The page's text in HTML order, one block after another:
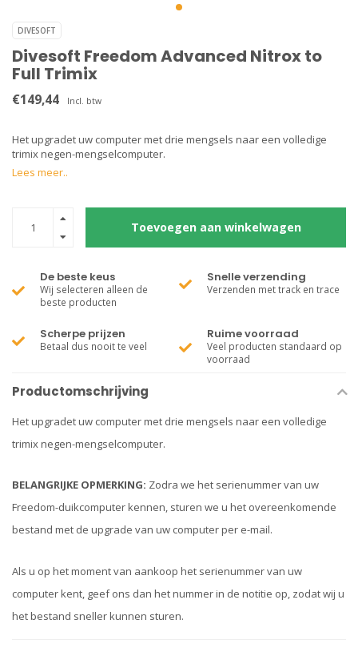
DIVESOFT
Divesoft Freedom Advanced Nitrox to
Full Trimix
€149,44 Incl. btw
Het upgradet uw computer met drie mengsels naar een volledige
trimix negen-mengselcomputer.
Lees meer..
Toevoegen aan winkelwagen
De beste keus
Wij selecteren alleen de
beste producten
Snelle verzending
Verzenden met track en trace
Scherpe prijzen
Betaal dus nooit te veel
Ruime voorraad
Veel producten standaard op
voorraad
Productomschrijving
Het upgradet uw computer met drie mengsels naar een volledige
trimix negen-mengselcomputer.
BELANGRIJKE OPMERKING: Zodra we het serienummer van uw
Freedom-duikcomputer kennen, sturen we u het overeenkomende
bestand met de upgrade van uw computer per e-mail.
Als u op het moment van aankoop het serienummer van uw
computer kent, geef ons dan het nummer in de notitie op, zodat wij u
het bestand sneller kunnen sturen.